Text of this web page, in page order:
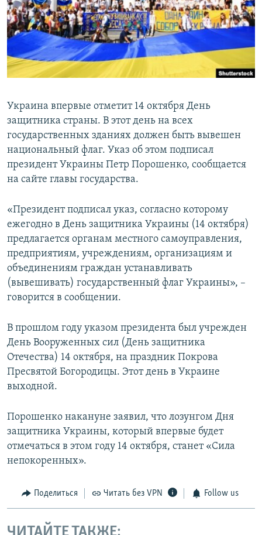
ПОБЕДИТЕЛЕЙ НЕ СУДЯТ?
КРЫМ.НЕПОКОРЕННЫЙ
ELIFBE
УКРАИНСКАЯ ПРОБЛЕМА КРЫМА
ПРИСОЕДИНЯЙТЕСЬ!
Украина впервые отметит 14 октября День
защитника страны. В этот день на всех
государственных зданиях должен быть вывешен
национальный флаг. Указ об этом подписал
президент Украины Петр Порошенко, сообщается
на сайте главы государства.
«Президент подписал указ, согласно которому
ежегодно в День защитника Украины (14 октября)
предлагается органам местного самоуправления,
предприятиям, учреждениям, организациям и
объединениям граждан устанавливать
(вывешивать) государственный флаг Украины», –
говорится в сообщении.
В прошлом году указом президента был учрежден
День Вооруженных сил (День защитника
Отечества) 14 октября, на праздник Покрова
Пресвятой Богородицы. Этот день в Украине
выходной.
Порошенко накануне заявил, что лозунгом Дня
защитника Украины, который впервые будет
отмечаться в этом году 14 октября, станет «Сила
непокоренных».
Поделиться Читать без VPN Follow us